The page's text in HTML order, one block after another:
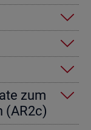
zum
(AR2c)